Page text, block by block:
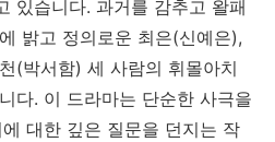
있습니다. 과거를 감추고 왈패
밝고 정의로운 최은(신예은),
(박서함) 세 사람의 휘몰아치
다. 이 드라마는 단순한 사극을
대한 깊은 질문을 던지는 작